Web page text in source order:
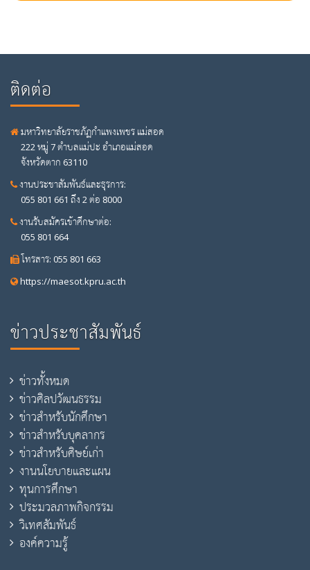
ติดต่อ
มหาวิทยาลัยราชภัฏกำแพงเพชร แม่สอด
222 หมู่ 7 ตำบลแม่ปะ อำเภอแม่สอด
จังหวัดตาก 63110
งานประชาสัมพันธ์และธุรการ:
055 801 661 ถึง 2 ต่อ 8000
งานรับสมัครเข้าศึกษาต่อ:
055 801 664
โทรสาร: 055 801 663
https://maesot.kpru.ac.th
ข่าวประชาสัมพันธ์
ข่าวทั้งหมด
ข่าวศิลปวัฒนธรรม
ข่าวสำหรับนักศึกษา
ข่าวสำหรับบุคลากร
ข่าวสำหรับศิษย์เก่า
งานนโยบายและแผน
ทุนการศึกษา
ประมวลภาพกิจกรรม
วิเทศสัมพันธ์
องค์ความรู้